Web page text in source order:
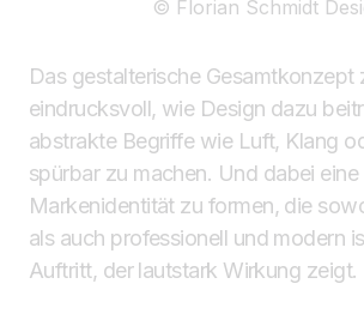
© Florian Schmidt
Das gestalterische Gesamtkonzept
eindrucksvoll, wie Design dazu
abstrakte Begriffe wie Luft, Klang
spürbar zu machen. Und dabei eine
Markenidentität zu formen, die
als auch professionell und modern
Auftritt, der lautstark Wirkung zeigt.